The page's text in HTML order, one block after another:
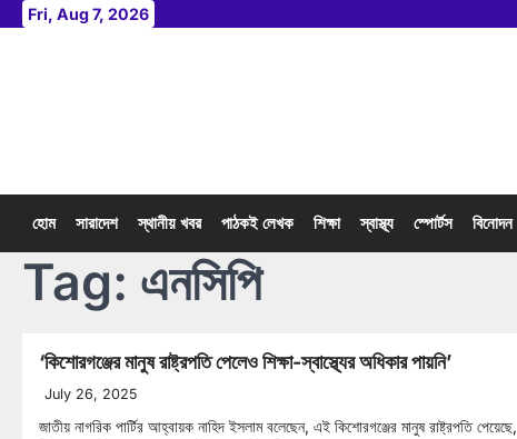
SkipFri, Aug 7, 2026
হোম সারাদেশ স্থানীয় খবর পাঠকই লেখক শিক্ষা স্বাস্থ্য স্পোর্টস বিনোদন
Tag: এনসিপি
‘কিশোরগঞ্জের মানুষ রাষ্ট্রপতি পেলেও শিক্ষা-স্বাস্থ্যের অধিকার পায়নি’
July 26, 2025
জাতীয় নাগরিক পার্টির আহ্বায়ক নাহিদ ইসলাম বলেছেন, এই কিশোরগঞ্জের মানুষ রাষ্ট্রপতি পেয়েছে,